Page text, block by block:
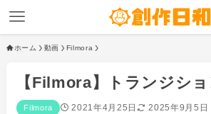
ホーム 動画 Filmora
【Filmora】トランジシ
Filmora 2021年4月25日 2025年9月5日